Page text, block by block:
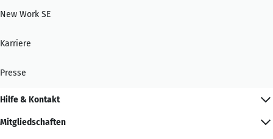
New Work SE
Karriere
Presse
Hilfe & Kontakt
Mitgliedschaften